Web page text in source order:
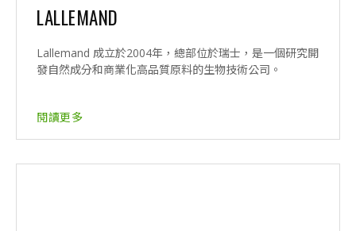
LALLEMAND
Lallemand 成立於2004年，總部位於瑞士，是一個研究開
發自然成分和商業化高品質原料的生物技術公司。
閱讀更多